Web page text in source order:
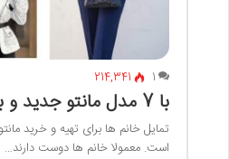
1
214,341
با 7 مدل مانتو جدید و به روز آشنا شوید
تمایل خانم ها برای تهیه و خرید
است. معمولا خانم ها دوست دارند…